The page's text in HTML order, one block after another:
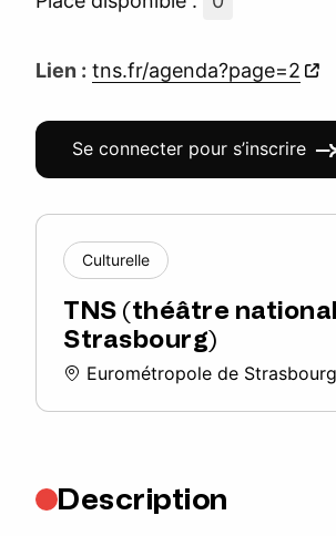
Lien : tns.fr/agenda?page=2
Se connecter pour s’inscrire
Culturelle
TNS (théâtre
Strasbourg)
Eurométropole de Strasbourg
Description